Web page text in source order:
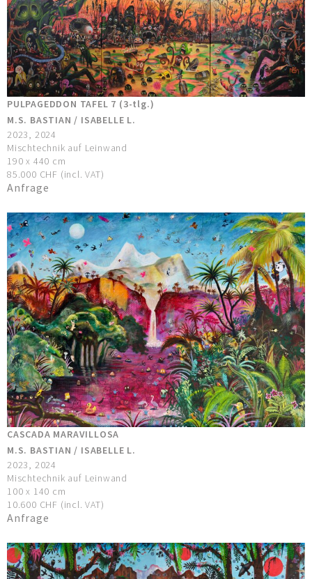
PULPAGEDDON TAFEL 7 (3-tlg.)
M.S. BASTIAN / ISABELLE L.
2023, 2024
Mischtechnik auf Leinwand
190 x 440 cm
85.000 CHF (incl. VAT)
Anfrage
CASCADA MARAVILLOSA
M.S. BASTIAN / ISABELLE L.
2023, 2024
Mischtechnik auf Leinwand
100 x 140 cm
10.600 CHF (incl. VAT)
Anfrage